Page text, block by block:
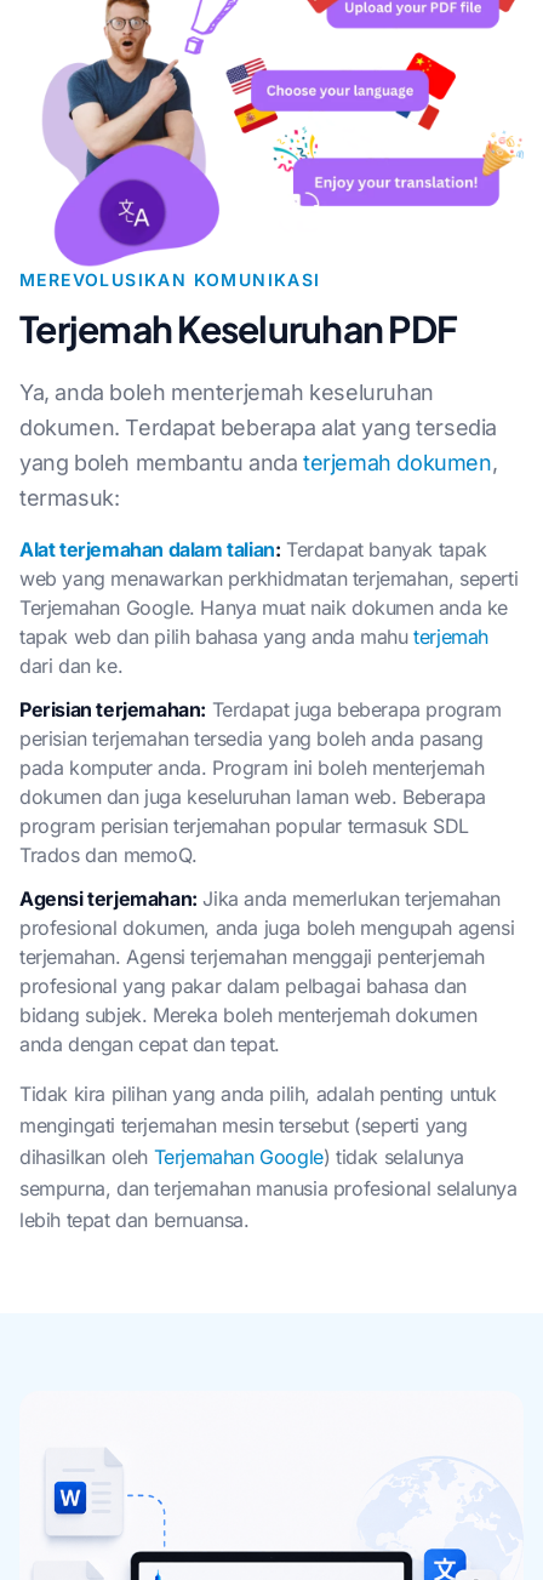
MEREVOLUSIKAN KOMUNIKASI
Terjemah Keseluruhan PDF
Ya, anda boleh menterjemah keseluruhan
dokumen. Terdapat beberapa alat yang tersedia
yang boleh membantu andaterjemah dokumen,
termasuk:
Alat terjemahan dalam talian: Terdapat banyak tapak
web yang menawarkan perkhidmatan terjemahan, seperti
Terjemahan Google. Hanya muat naik dokumen anda ke
tapak web dan pilih bahasa yang anda mahuterjemah
dari dan ke.
Perisian terjemahan: Terdapat juga beberapa program
perisian terjemahan tersedia yang boleh anda pasang
pada komputer anda. Program ini boleh menterjemah
dokumen dan juga keseluruhan laman web. Beberapa
program perisian terjemahan popular termasuk SDL
Trados dan memoQ.
Agensi terjemahan: Jika anda memerlukan terjemahan
profesional dokumen, anda juga boleh mengupah agensi
terjemahan. Agensi terjemahan menggaji penterjemah
profesional yang pakar dalam pelbagai bahasa dan
bidang subjek. Mereka boleh menterjemah dokumen
anda dengan cepat dan tepat.
Tidak kira pilihan yang anda pilih, adalah penting untuk
mengingati terjemahan mesin tersebut (seperti yang
dihasilkan oleh Terjemahan Google) tidak selalunya
sempurna, dan terjemahan manusia profesional selalunya
lebih tepat dan bernuansa.